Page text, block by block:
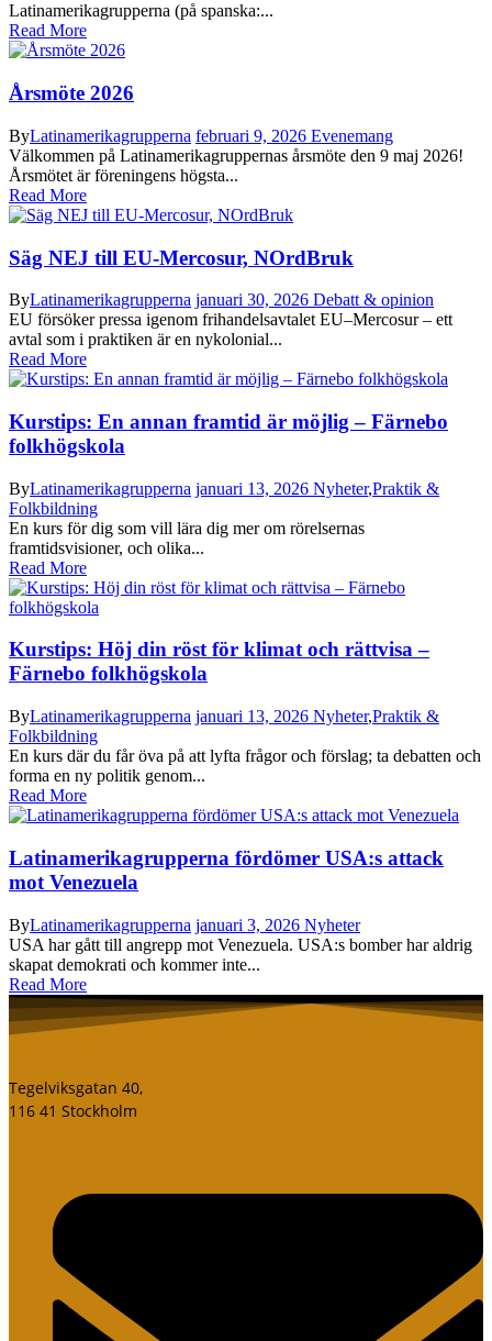
Latinamerikagrupperna (på spanska:...
Read More
Årsmöte 2026
ByLatinamerikagrupperna februari 9, 2026 Evenemang
Välkommen på Latinamerikagruppernas årsmöte den 9 maj 2026!
Årsmötet är föreningens högsta...
Read More
Säg NEJ till EU-Mercosur, NOrdBruk
ByLatinamerikagrupperna januari 30, 2026 Debatt & opinion
EU försöker pressa igenom frihandelsavtalet EU–Mercosur – ett
avtal som i praktiken är en nykolonial...
Read More
Kurstips: En annan framtid är möjlig – Färnebo
folkhögskola
ByLatinamerikagrupperna januari 13, 2026 Nyheter,Praktik &
Folkbildning
En kurs för dig som vill lära dig mer om rörelsernas
framtidsvisioner, och olika...
Read More
Kurstips: Höj din röst för klimat och rättvisa –
Färnebo folkhögskola
ByLatinamerikagrupperna januari 13, 2026 Nyheter,Praktik &
Folkbildning
En kurs där du får öva på att lyfta frågor och förslag; ta debatten och
forma en ny politik genom...
Read More
Latinamerikagrupperna fördömer USA:s attack
mot Venezuela
ByLatinamerikagrupperna januari 3, 2026 Nyheter
USA har gått till angrepp mot Venezuela. USA:s bomber har aldrig
skapat demokrati och kommer inte...
Read More
Tegelviksgatan 40,
116 41 Stockholm